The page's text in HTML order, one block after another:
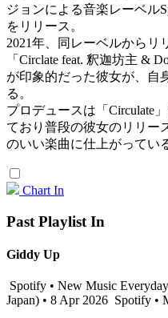
ジョンによる音楽レーベル
をリリース。
2021年、同レーベルからリ
「Circlate feat. 釈迦坊主 &
が印象的だった彼女が、自
る。
プロデュースは「Circulate
ており普段の彼女のリリー
のいい楽曲に仕上がってい
Chart In
Past Playlist In
Giddy Up
Spotify • New Music
Japan) • 8 Apr 2026 Spotify •